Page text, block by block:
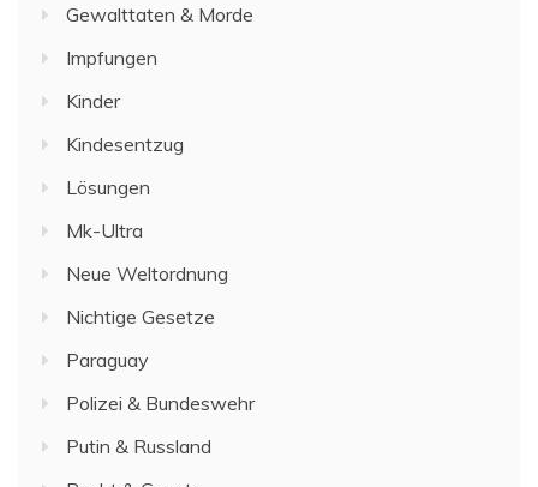
Gewalttaten & Morde
Impfungen
Kinder
Kindesentzug
Lösungen
Mk-Ultra
Neue Weltordnung
Nichtige Gesetze
Paraguay
Polizei & Bundeswehr
Putin & Russland